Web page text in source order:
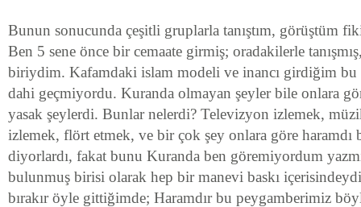
Bunun sonucunda çeşitli gruplarla tanıştım, görüştüm
Ben 5 sene önce bir cemaate girmiş; oradakilerle
biriydim. Kafamdaki islam modeli ve inancı girdiğim bu
dahi geçmiyordu. Kuranda olmayan şeyler bile onlara
yasak şeylerdi. Bunlar nelerdi? Televizyon izlemek,
izlemek, flört etmek, ve bir çok şey onlara göre
diyorlardı, fakat bunu Kuranda ben göremiyordum
bulunmuş birisi olarak hep bir manevi baskı
bırakır öyle gittiğimde; Haramdır bu peygamberimiz